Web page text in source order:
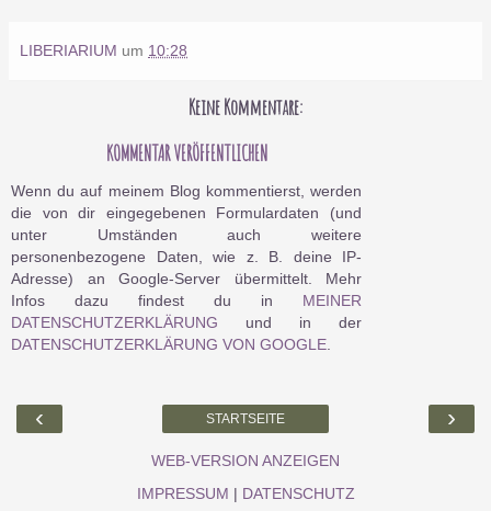
LIBERIARIUM um 10:28
Keine Kommentare:
KOMMENTAR VERÖFFENTLICHEN
Wenn du auf meinem Blog kommentierst, werden
die von dir eingegebenen Formulardaten (und
unter Umständen auch weitere
personenbezogene Daten, wie z. B. deine IP-
Adresse) an Google-Server übermittelt. Mehr
Infos dazu findest du in MEINER
DATENSCHUTZERKLÄRUNG und in der
DATENSCHUTZERKLÄRUNG VON GOOGLE.
‹ ›
STARTSEITE
WEB-VERSION ANZEIGEN
IMPRESSUM | DATENSCHUTZ